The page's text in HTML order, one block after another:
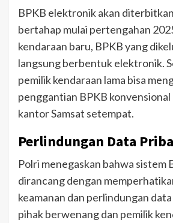
BPKB elektronik akan
bertahap mulai pertengahan
kendaraan baru, BPKB yang
langsung berbentuk elektronik.
pemilik kendaraan lama bisa
penggantian BPKB konvensional
kantor Samsat setempat.
Perlindungan Data
Polri menegaskan bahwa sistem
dirancang dengan
keamanan dan perlindungan
pihak berwenang dan pemilik